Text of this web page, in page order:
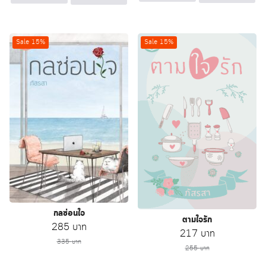
Sale 15%
กลซ่อนใจ
335บาท
Original
price
285 บาทCurrent
Sale 15%
ตามใจรัก
255บาท
Original
price
217 บาทCurrent